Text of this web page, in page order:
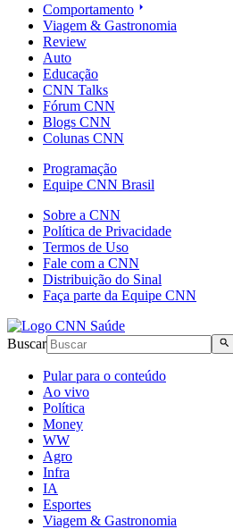
Comportamento
Viagem & Gastronomia
Review
Auto
Educação
CNN Talks
Fórum CNN
Blogs CNN
Colunas CNN
Programação
Equipe CNN Brasil
Sobre a CNN
Política de Privacidade
Termos de Uso
Fale com a CNN
Distribuição do Sinal
Faça parte da Equipe CNN
Buscar
Pular para o conteúdo
Ao vivo
Política
Money
WW
Agro
Infra
IA
Esportes
Viagem & Gastronomia